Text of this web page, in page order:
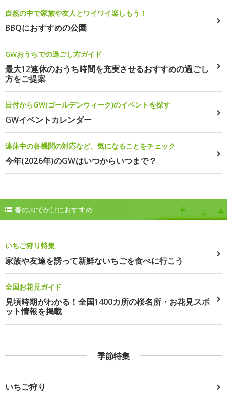
自然の中で家族や友人とワイワイ楽しもう！
BBQにおすすめの公園
GWおうちでの過ごし方ガイド
最大12連休のおうち時間を充実させるおすすめの過ごし
方をご提案
日付からGW(ゴールデンウィーク)のイベントを探す
GWイベントカレンダー
連休中の各機関の対応など、気になることをチェック
今年(2026年)のGWはいつからいつまで？
春のおでかけにおすすめ
いちご狩り特集
家族や友達を誘って新鮮ないちごを食べに行こう
全国お花見ガイド
見頃時期がわかる！全国1400カ所の桜名所・お花見スポ
ット情報を掲載
季節特集
いちご狩り